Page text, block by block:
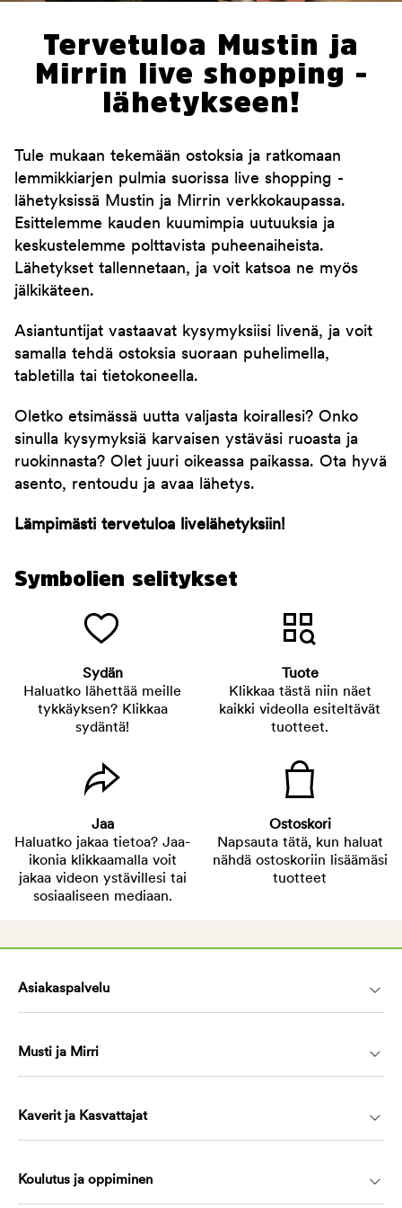
Tervetuloa Mustin ja
Mirrin live shopping -
lähetykseen!
Tule mukaan tekemään ostoksia ja ratkomaan
lemmikkiarjen pulmia suorissa live shopping -
lähetyksissä Mustin ja Mirrin verkkokaupassa.
Esittelemme kauden kuumimpia uutuuksia ja
keskustelemme polttavista puheenaiheista.
Lähetykset tallennetaan, ja voit katsoa ne myös
jälkikäteen.
Asiantuntijat vastaavat kysymyksiisi livenä, ja voit
samalla tehdä ostoksia suoraan puhelimella,
tabletilla tai tietokoneella.
Oletko etsimässä uutta valjasta koirallesi? Onko
sinulla kysymyksiä karvaisen ystäväsi ruoasta ja
ruokinnasta? Olet juuri oikeassa paikassa. Ota hyvä
asento, rentoudu ja avaa lähetys.
Lämpimästi tervetuloa livelähetyksiin!
Symbolien selitykset
Sydän
Haluatko lähettää meille
tykkäyksen? Klikkaa
sydäntä!
Tuote
Klikkaa tästä niin näet
kaikki videolla esiteltävät
tuotteet.
Jaa
Haluatko jakaa tietoa? Jaa-
ikonia klikkaamalla voit
jakaa videon ystävillesi tai
sosiaaliseen mediaan.
Ostoskori
Napsauta tätä, kun haluat
nähdä ostoskoriin lisäämäsi
tuotteet
Asiakaspalvelu
Musti ja Mirri
Kaverit ja Kasvattajat
Koulutus ja oppiminen